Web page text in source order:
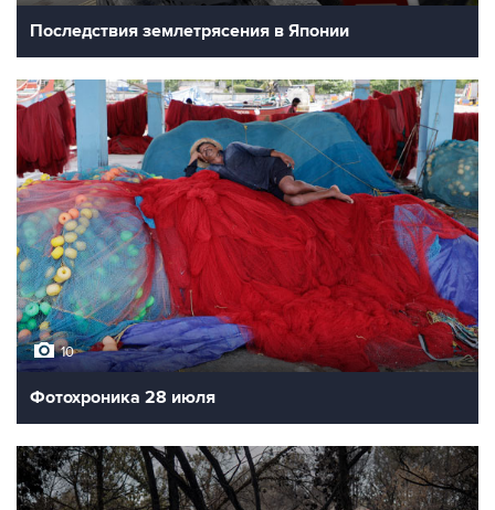
Последствия землетрясения в Японии
10
Фотохроника 28 июля